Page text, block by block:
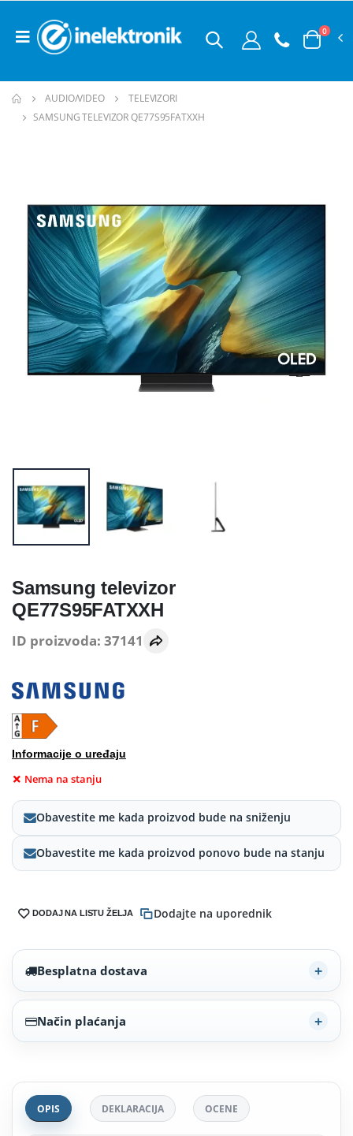
0
AUDIO/VIDEO
TELEVIZORI
SAMSUNG TELEVIZOR QE77S95FATXXH
Samsung televizor
QE77S95FATXXH
ID proizvoda: 37141
Informacije o uređaju
Nema na stanju
Obavestite me kada proizvod bude na sniženju
Obavestite me kada proizvod ponovo bude na stanju
DODAJ NA LISTU ŽELJA Dodajte na uporednik
Besplatna dostava
Način plaćanja
OPIS DEKLARACIJA OCENE